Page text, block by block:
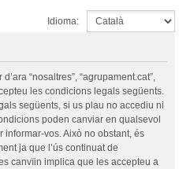
Idioma:
“nosaltres”, “agrupament.cat”,
les condicions legals següents.
següents, si us plau no accediu ni
poden canviar en qualsevol
informar-vos. Això no obstant, és
ja que l’ús continuat de
canvïin implica que les accepteu a